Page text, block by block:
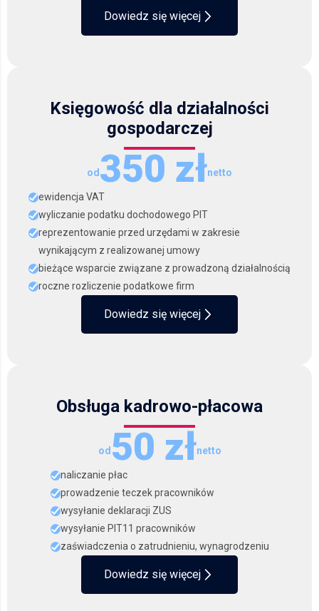
Dowiedz się więcej
Księgowość dla działalności
gospodarczej
od350 złnetto
ewidencja VAT
wyliczanie podatku dochodowego PIT
reprezentowanie przed urzędami w zakresie
wynikającym z realizowanej umowy
bieżące wsparcie związane z prowadzoną działalnością
roczne rozliczenie podatkowe firm
Dowiedz się więcej
Obsługa kadrowo-płacowa
od50 złnetto
naliczanie płac
prowadzenie teczek pracowników
wysyłanie deklaracji ZUS
wysyłanie PIT11 pracowników
zaświadczenia o zatrudnieniu, wynagrodzeniu
Dowiedz się więcej